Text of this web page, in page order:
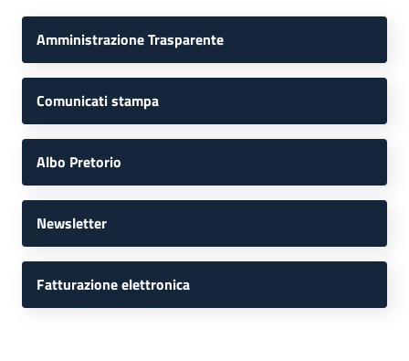
Amministrazione Trasparente
Comunicati stampa
Albo Pretorio
Newsletter
Fatturazione elettronica